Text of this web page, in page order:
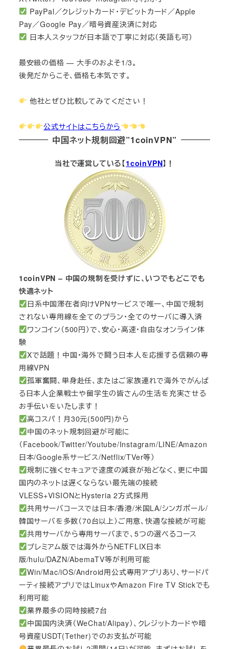
PayPal／クレジットカード・デビットカード／Apple
Pay／Google Pay／暗号資産決済に対応
日本人スタッフが日本語で丁寧に対応（英語も可）
最安級の価格 — 大手のおよそ1/3。
後発だからこそ、価格も本気です。
他社とぜひ比較してみてください！
公式サイトはこちらから
中国ネット規制回避”1coinVPN”
当社で運営している【1coinVPN】！
1coinVPN – 中国の規制を受けずに、いつでもどこでも
快適ネット
日系中国滞在者向けVPNサービスで唯一、中国で規制
されない専用線を全てのプラン・全てのサーバに導入済
ワンコイン（500円）で、安心・高速・自由なオンライン体
験
Xで話題！中国・海外で闘う日本人を応援する信頼の専
用線VPN
孤軍奮闘、単身赴任、またはご家族連れで海外でがんば
る日本人企業戦士や留学生の皆さんの生活を充実させる
お手伝いをいたします！
高コスパ！月30元(500円)から
中国のネット規制回避が可能に
（Facebook/Twitter/Youtube/Instagram/LINE/Amazon
日本/Google系サービス/Netflix/TVer等）
規制に強くセキュアで速度の減衰が殆どなく、更に中国
国内のネットは遅くならない最先端の接続
VLESS+VISIONとHysteria 2方式採用
共用サーバコースでは日本/香港/米国LA/シンガポール/
韓国サーバを多数（70台以上）ご用意、快適な接続が可能
共用サーバから専用サーバまで、5つの選べるコース
プレミアム版では海外からNETFLIX日本
版/hulu/DAZN/AbemaTV等が利用可能
Win/Mac/iOS/Android用公式専用アプリあり、サードパ
ーティ接続アプリではLinuxやAmazon Fire TV Stickでも
利用可能
業界最多の同時接続7台
中国国内決済（WeChat/Alipay）、クレジットカードや暗
号資産USDT(Tether)でのお支払が可能